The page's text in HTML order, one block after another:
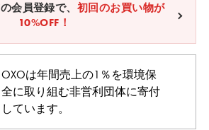
会員登録で、 初回のお買い物が
10%OFF！
OXOは年間売上の1％を環境保
全に取り組む非営利団体に寄付
しています。